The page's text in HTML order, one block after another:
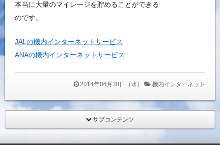
本当に大量のマイレージを貯めることができる
のです。
JALの機内インターネットサービス
ANAの機内インターネットサービス
2014年04月30日（水） 機内インターネット
サブコンテンツ